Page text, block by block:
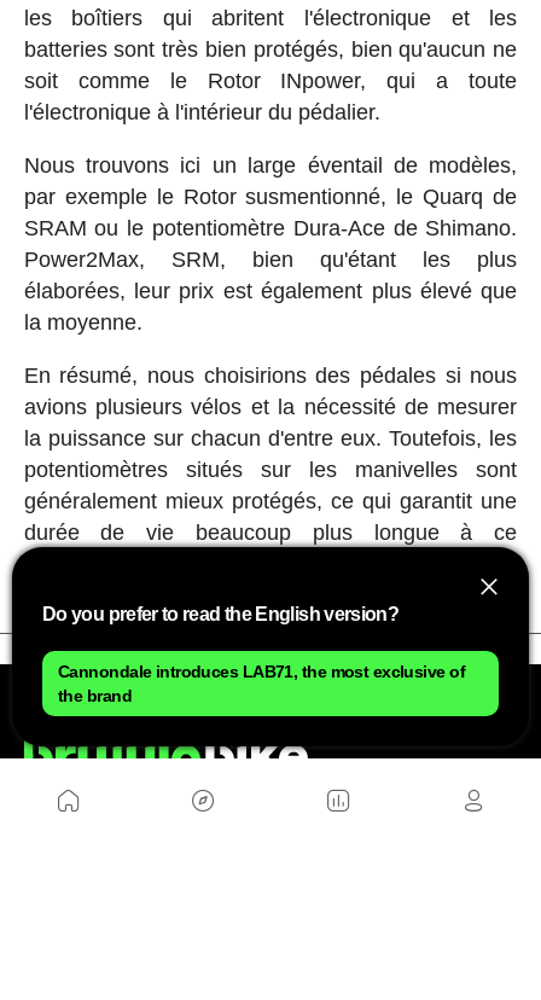
les boîtiers qui abritent l'électronique et les
batteries sont très bien protégés, bien qu'aucun ne
soit comme le Rotor INpower, qui a toute
l'électronique à l'intérieur du pédalier.
Nous trouvons ici un large éventail de modèles,
par exemple le Rotor susmentionné, le Quarq de
SRAM ou le potentiomètre Dura-Ace de Shimano.
Power2Max, SRM, bien qu'étant les plus
élaborées, leur prix est également plus élevé que
la moyenne.
En résumé, nous choisirions des pédales si nous
avions plusieurs vélos et la nécessité de mesurer
la puissance sur chacun d'entre eux. Toutefois, les
potentiomètres situés sur les manivelles sont
généralement mieux protégés, ce qui garantit une
durée de vie beaucoup plus longue à ce
Do you prefer to read the English version?
Cannondale introduces LAB71, the most exclusive of
the brand